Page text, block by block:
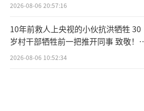
2026-08-06 20:57:16
10年前救人上央视的小伙抗洪牺牲 30
岁村干部牺牲前一把推开同事 致敬！
别！
2026-08-06 10:52:34